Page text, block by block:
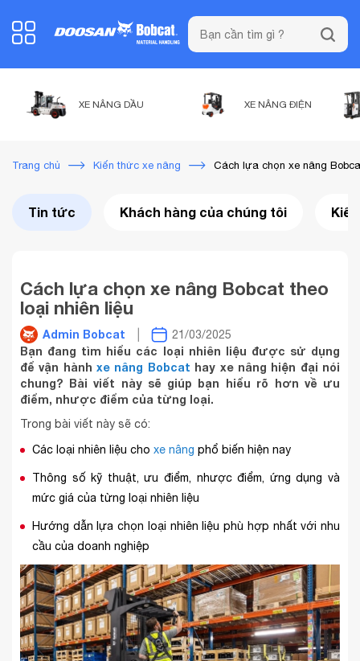
XE NÂNG DẦU XE NÂNG ĐIỆN
Trang chủ Kiến thức xe nâng Cách lựa chọn xe nâng
Tin tức Khách hàng của chúng tôi
Cách lựa chọn xe nâng Bobcat theo
loại nhiên liệu
Admin Bobcat 21/03/2025
Bạn đang tìm hiểu các loại nhiên liệu được sử dụng
để vận hànhxe nâng Bobcat hay xe nâng hiện đại nói
chung? Bài viết này sẽ giúp bạn hiểu rõ hơn về ưu
điểm, nhược điểm của từng loại.
Trong bài viết này sẽ có:
Các loại nhiên liệu cho xe nâng phổ biến hiện nay
Thông số kỹ thuật, ưu điểm, nhược điểm, ứng dụng và
mức giá của từng loại nhiên liệu
Hướng dẫn lựa chọn loại nhiên liệu phù hợp nhất với nhu
cầu của doanh nghiệp